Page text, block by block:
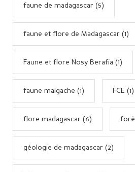
faune de madagascar (5)
faune et flore de Madagascar (1)
Faune et flore Nosy Berafia (1)
faune malgache (1) FCE (1)
flore madagascar (6)
géologie de madagascar (2)